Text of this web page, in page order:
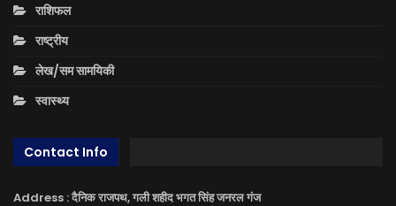
राशिफल
राष्ट्रीय
लेख/सम सामयिकी
स्वास्थ्य
Contact Info
Address : दैनिक राजपथ, गली शहीद भगत सिंह जनरल गंज